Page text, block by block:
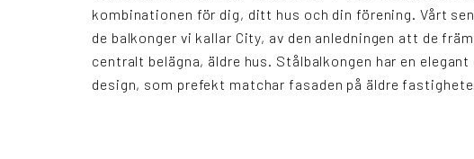
kombinationen för dig, ditt hus och din förening. Vårt
de balkonger vi kallar City, av den anledningen att de
centralt belägna, äldre hus. Stålbalkongen har en
design, som prefekt matchar fasaden på äldre